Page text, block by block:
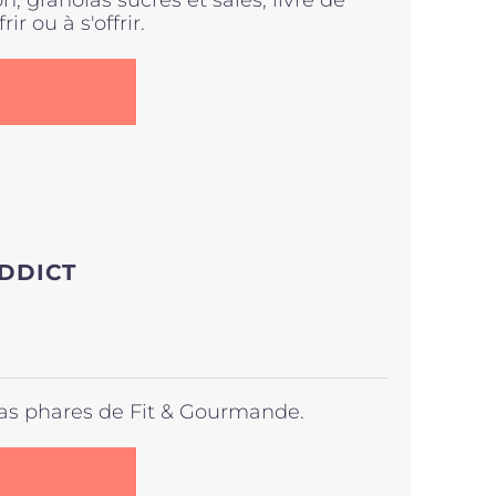
ou à s'offrir.
phares de Fit & Gourmande.